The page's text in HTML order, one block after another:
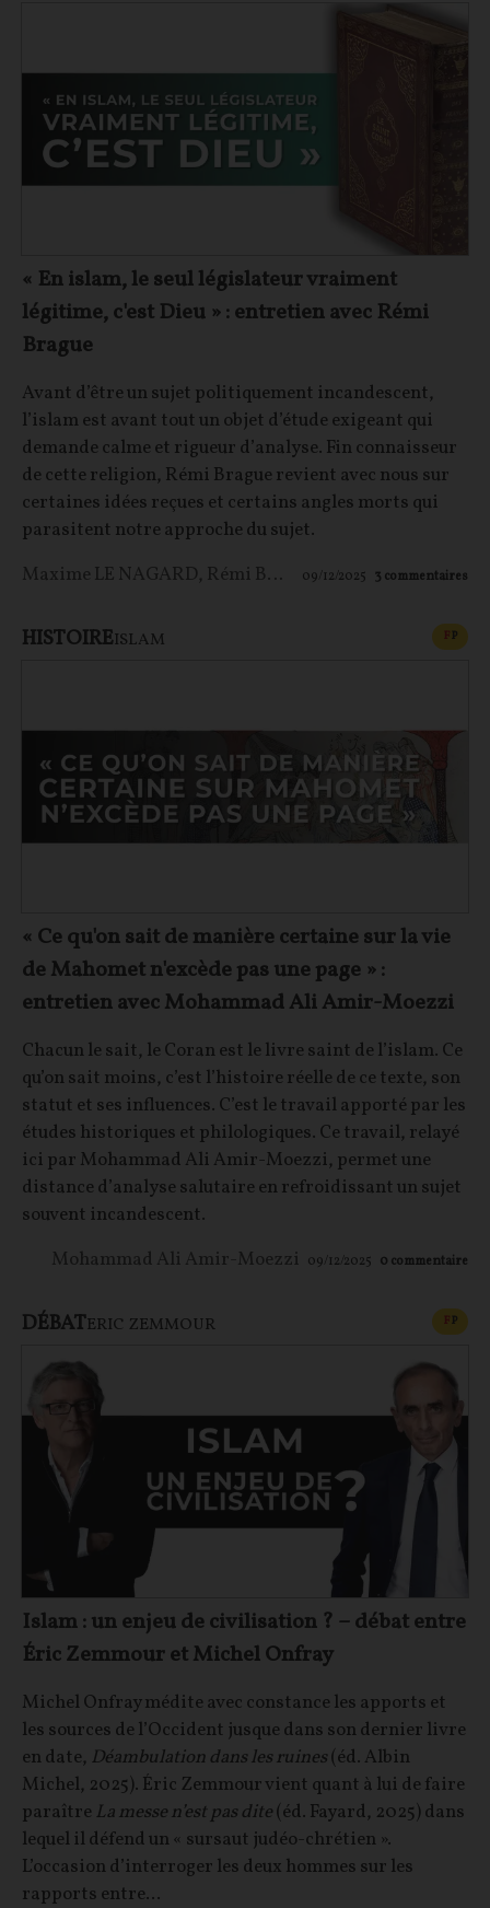
« En islam, le seul législateur vraiment
légitime, c'est Dieu » : entretien avec Rémi
Brague
Avant d’être un sujet politiquement incandescent,
l’islam est avant tout un objet d’étude exigeant qui
demande calme et rigueur d’analyse. Fin connaisseur
de cette religion, Rémi Brague revient avec nous sur
certaines idées reçues et certains angles morts qui
parasitent notre approche du sujet.
Maxime LE NAGARD, Rémi BRAGUE 09/12/2025 3 commentaires
HISTOIREISLAM FP
« Ce qu'on sait de manière certaine sur la vie
de Mahomet n'excède pas une page » :
entretien avec Mohammad Ali Amir-Moezzi
Chacun le sait, le Coran est le livre saint de l’islam. Ce
qu’on sait moins, c’est l’histoire réelle de ce texte, son
statut et ses influences. C’est le travail apporté par les
études historiques et philologiques. Ce travail, relayé
ici par Mohammad Ali Amir-Moezzi, permet une
distance d’analyse salutaire en refroidissant un sujet
souvent incandescent.
Mohammad Ali Amir-Moezzi 09/12/2025 0 commentaire
DÉBATERIC ZEMMOUR FP
Islam : un enjeu de civilisation ? – débat entre
Éric Zemmour et Michel Onfray
Michel Onfray médite avec constance les apports et
les sources de l’Occident jusque dans son dernier livre
en date, Déambulation dans les ruines(éd. Albin
Michel, 2025). Éric Zemmour vient quant à lui de faire
paraître La messe n’est pas dite(éd. Fayard, 2025) dans
lequel il défend un « sursaut judéo-chrétien ».
L’occasion d’interroger les deux hommes sur les
rapports entre...